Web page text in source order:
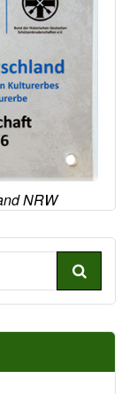
NRW